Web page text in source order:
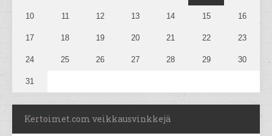
10 11 12 13 14 15 16
17 18 19 20 21 22 23
24 25 26 27 28 29 30
31
Kertoimet.com veikkausvinkkejä